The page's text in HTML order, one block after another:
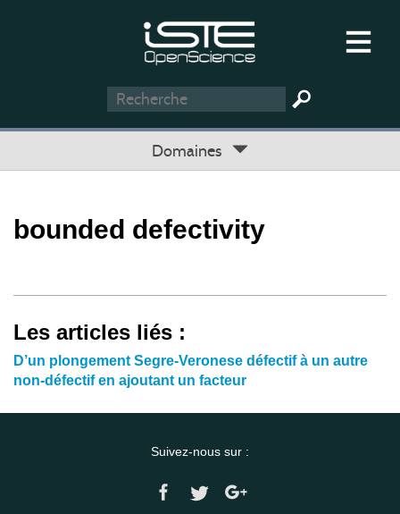
Domaines
bounded defectivity
Les articles liés :
D’un plongement Segre-Veronese défectif à un autre
non-défectif en ajoutant un facteur
Suivez-nous sur :